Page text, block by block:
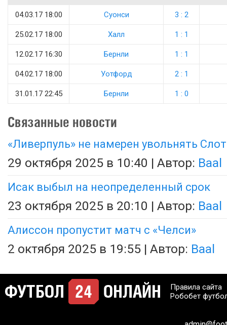
04.03.17 18:00 Суонси 3 : 2
25.02.17 18:00 Халл 1 : 1
12.02.17 16:30 Бернли 1 : 1
04.02.17 18:00 Уотфорд 2 : 1
31.01.17 22:45 Бернли 1 : 0
Связанные новости
«Ливерпуль» не намерен увольнять
29 октября 2025 в 10:40 | Автор: Baal
Исак выбыл на неопределенный срок
23 октября 2025 в 20:10 | Автор: Baal
Алиссон пропустит матч с «Челси»
2 октября 2025 в 19:55 | Автор: Baal
Правила сайта
Робобет